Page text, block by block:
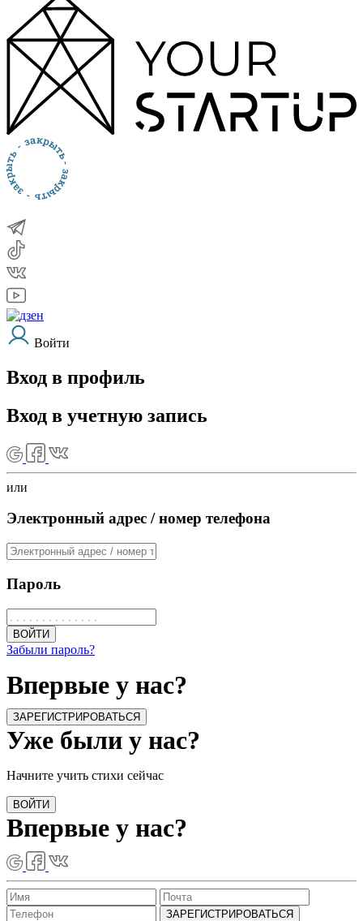
Войти
Вход в профиль
Вход в учетную запись
или
Электронный адрес / номер телефона
Пароль
ВОЙТИ
Забыли пароль?
Впервые у нас?
ЗАРЕГИСТРИРОВАТЬСЯ
Уже были у нас?
Начните учить стихи сейчас
ВОЙТИ
Впервые у нас?
ЗАРЕГИСТРИРОВАТЬСЯ